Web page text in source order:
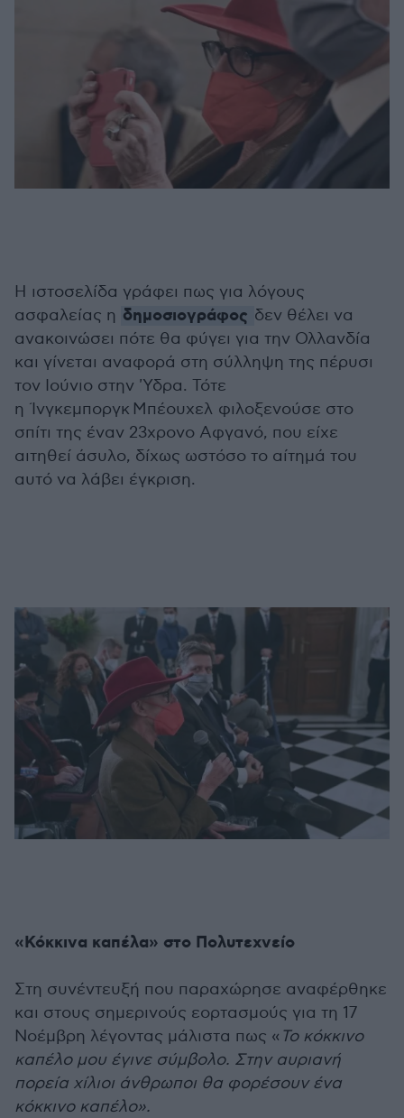
Η ιστοσελίδα γράφει πως για λόγους
ασφαλείας η δημοσιογράφος δεν θέλει να
ανακοινώσει πότε θα φύγει για την Ολλανδία
και γίνεται αναφορά στη σύλληψη της πέρυσι
τον Ιούνιο στην 'Υδρα. Τότε
η Ίνγκεμποργκ Μπέουχελ φιλοξενούσε στο
σπίτι της έναν 23χρονο Αφγανό, που είχε
αιτηθεί άσυλο, δίχως ωστόσο το αίτημά του
αυτό να λάβει έγκριση.
«Κόκκινα καπέλα» στο Πολυτεχνείο
Στη συνέντευξή που παραχώρησε αναφέρθηκε
και στους σημερινούς εορτασμούς για τη 17
Νοέμβρη λέγοντας μάλιστα πως « Το κόκκινο
καπέλο μου έγινε σύμβολο. Στην αυριανή
πορεία χίλιοι άνθρωποι θα φορέσουν ένα
κόκκινο καπέλο».